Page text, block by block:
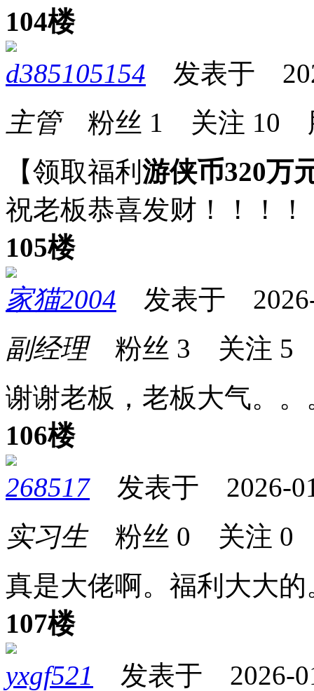
104楼
d385105154 发表于
主管粉丝 1 关注 10
【领取福利 游侠币320万
祝老板恭喜发财！！！！
105楼
家猫2004 发表于 2026-
副经理粉丝 3 关注 5
谢谢老板，老板大气。
106楼
268517发表于 2026-
实习生粉丝 0 关注 0
真是大佬啊。福利大大
107楼
yxgf521
发表于 2026-